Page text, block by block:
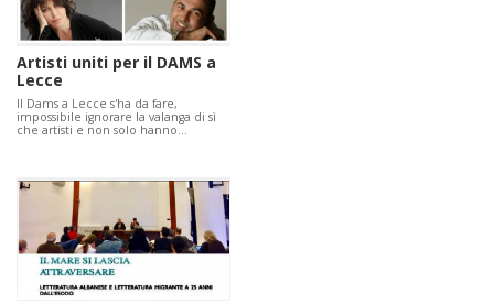
Artisti uniti per il DAMS a
Lecce
Il Dams a Lecce s'ha da fare,
impossibile ignorare la valanga di sì
che artisti e non solo hanno…